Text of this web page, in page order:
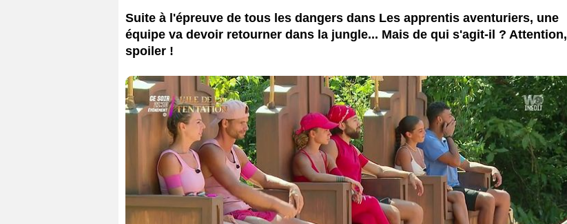
Suite à l'épreuve de tous les dangers dans Les apprentis aventuriers, une
équipe va devoir retourner dans la jungle... Mais de qui s'agit-il ? Attention,
spoiler !